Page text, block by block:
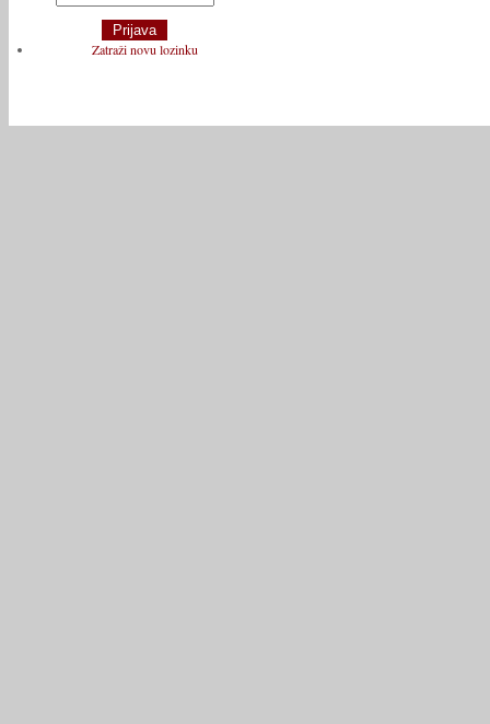
Zatraži novu lozinku